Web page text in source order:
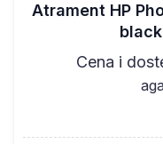
Atrament HP
Cena i